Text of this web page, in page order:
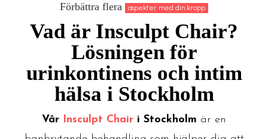
Förbättra flera aspekter med din kropp
Vad är Insculpt Chair?
Lösningen för
urinkontinens och intim
hälsa i Stockholm
Vår Insculpt Chair i Stockholm är en